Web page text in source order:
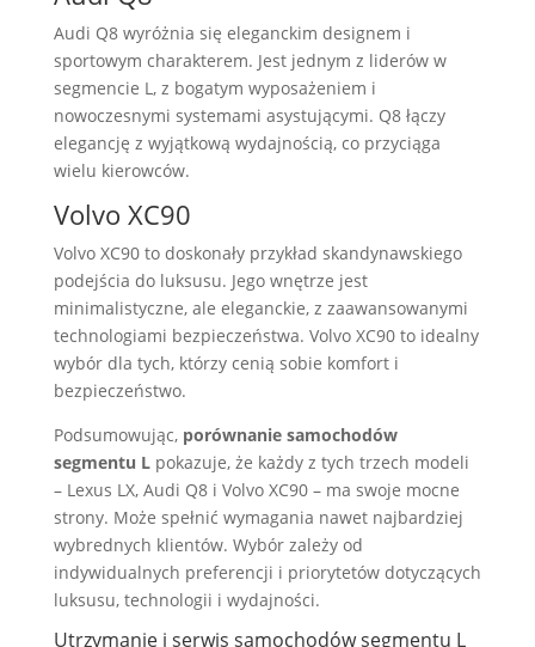
Audi Q8 wyróżnia się eleganckim designem i
sportowym charakterem. Jest jednym z liderów w
segmencie L, z bogatym wyposażeniem i
nowoczesnymi systemami asystującymi. Q8 łączy
elegancję z wyjątkową wydajnością, co przyciąga
wielu kierowców.
Volvo XC90
Volvo XC90 to doskonały przykład skandynawskiego
podejścia do luksusu. Jego wnętrze jest
minimalistyczne, ale eleganckie, z zaawansowanymi
technologiami bezpieczeństwa. Volvo XC90 to idealny
wybór dla tych, którzy cenią sobie komfort i
bezpieczeństwo.
Podsumowując, porównanie samochodów
segmentu Lpokazuje, że każdy z tych trzech modeli
– Lexus LX, Audi Q8 i Volvo XC90 – ma swoje mocne
strony. Może spełnić wymagania nawet najbardziej
wybrednych klientów. Wybór zależy od
indywidualnych preferencji i priorytetów dotyczących
luksusu, technologii i wydajności.
Utrzymanie i serwis samochodów segmentu L